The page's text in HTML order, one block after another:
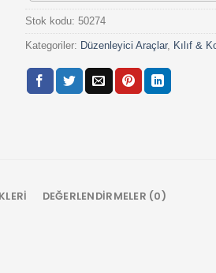
Stok kodu: 50274
Kategoriler: Düzenleyici Araçlar, Kılıf &
DEĞERLENDIRMELER (0)